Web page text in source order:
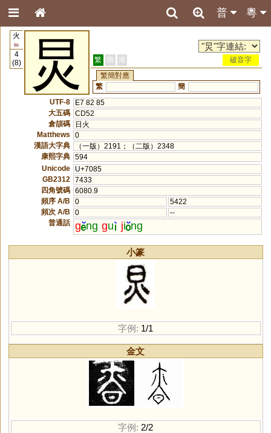
粵
普
火
86
4
(8)
炅 繁 簡 港
破音字
繁簡對應
繁
簡
UTF-8
E7 82 85
大五碼 CD52
倉頡碼
日火
Matthews
0
漢語大字典
（一版）2191；（二版）2348
康熙字典 594
Unicode
U+7085
GB2312
7433
四角號碼 6080.9
頻序 A/B
0
5422
頻次 A/B
0
--
普通話 g ng gu ji ng
小篆
字例: 1/1
金文
字例: 2/2